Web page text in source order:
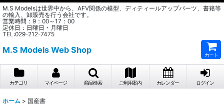
M.S Modelsは世界中から、AFV関係の模型、ディティールアップパーツ、書籍等
の輸入、卸販売を行う会社です。
営業時間：9：00～17：00
定休日：日曜日・月曜日
TEL:029-212-7475
M.S Models Web Shop
カート
カテゴリ マイページ 商品検索 ご利用案内 カレンダー ログイン
ホーム > 国産書